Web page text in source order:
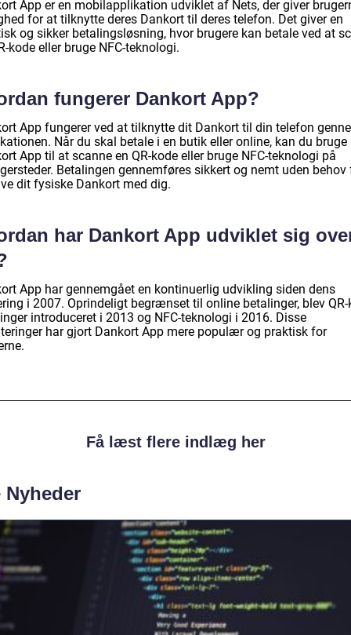
App er en mobilapplikation udviklet af Nets, der giver
for at tilknytte deres Dankort til deres telefon. Det giver en
og sikker betalingsløsning, hvor brugere kan betale ved at
kode eller bruge NFC-teknologi.
fungerer Dankort App?
App fungerer ved at tilknytte dit Dankort til din telefon
Når du skal betale i en butik eller online, kan du bruge
App til at scanne en QR-kode eller bruge NFC-teknologi på
Betalingen gennemføres sikkert og nemt uden behov
dit fysiske Dankort med dig.
har Dankort App udviklet sig
App har gennemgået en kontinuerlig udvikling siden dens
i 2007. Oprindeligt begrænset til online betalinger, blev QR-
introduceret i 2013 og NFC-teknologi i 2016. Disse
har gjort Dankort App mere populær og praktisk for
Få læst flere indlæg her
Nyheder